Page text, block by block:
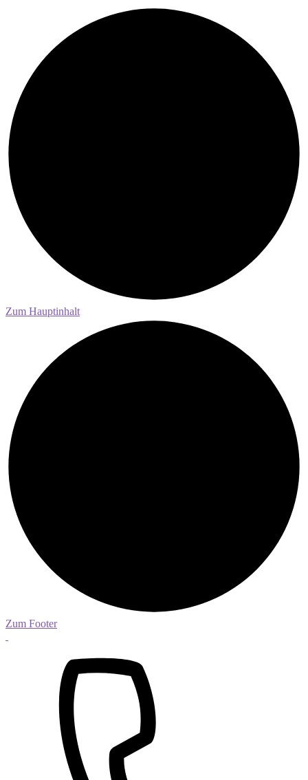
Zum Hauptinhalt
Zum Footer